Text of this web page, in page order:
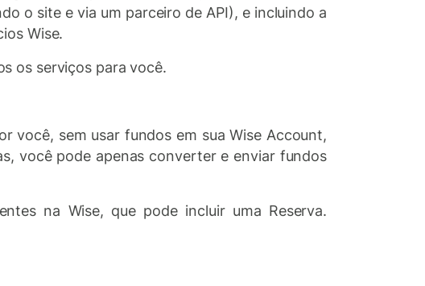
o site e via um parceiro de API), e incluindo a
Wise.
os serviços para você.
você, sem usar fundos em sua Wise Account,
você pode apenas converter e enviar fundos
na Wise, que pode incluir uma Reserva.